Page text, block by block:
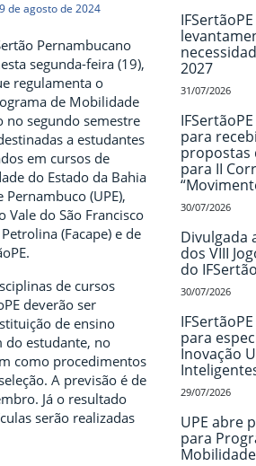
de agosto de 2024
Pernambucano
segunda-feira (19),
regulamenta o
de Mobilidade
no segundo semestre
a estudantes
em cursos de
do Estado da Bahia
(UPE),
Vale do São Francisco
(Facape) e de
de cursos
deverão ser
de ensino
do estudante, no
como procedimentos
A previsão é de
Já o resultado
serão realizadas
2027
31/07/2026
para
propostas
para II
30/07/2026
Divulgada
dos VIII
do
30/07/2026
para
Inovação
29/07/2026
UPE abre
para